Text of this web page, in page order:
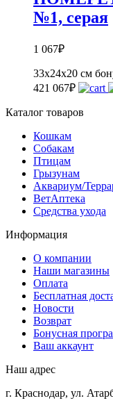
№1, серая
1 067₽
33х24х20 см
421 067₽
Каталог товаров
Кошкам
Собакам
Птицам
Грызунам
Аквариум/
ВетАптека
Средства ухода
Информация
О компании
Наши магазины
Оплата
Бесплатная
Новости
Возврат
Бонусная
Ваш аккаунт
Наш адрес
г. Краснодар, ул.